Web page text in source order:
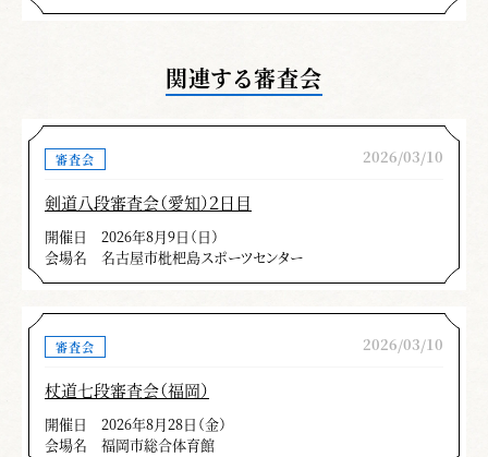
関連する審査会
審査会 2026/03/10
剣道八段審査会（愛知）２日目
開催日
2026年8月9日（日）
会場名
名古屋市枇杷島スポーツセンター
審査会 2026/03/10
杖道七段審査会（福岡）
開催日
2026年8月28日（金）
会場名
福岡市総合体育館